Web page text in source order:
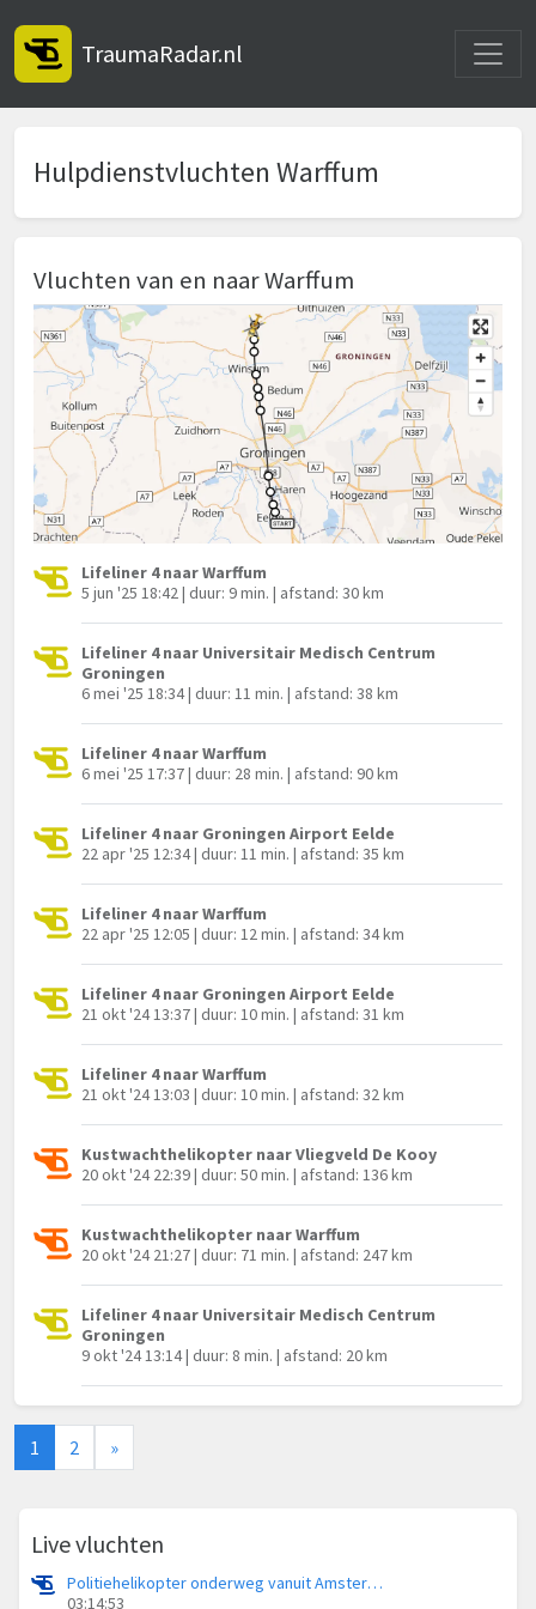
TraumaRadar.nl
Hulpdienstvluchten Warffum
Vluchten van en naar Warffum
Lifeliner 4 naar Warffum
5 jun '25 18:42 | duur: 9 min. | afstand: 30 km
Lifeliner 4 naar Universitair Medisch Centrum
Groningen
6 mei '25 18:34 | duur: 11 min. | afstand: 38 km
Lifeliner 4 naar Warffum
6 mei '25 17:37 | duur: 28 min. | afstand: 90 km
Lifeliner 4 naar Groningen Airport Eelde
22 apr '25 12:34 | duur: 11 min. | afstand: 35 km
Lifeliner 4 naar Warffum
22 apr '25 12:05 | duur: 12 min. | afstand: 34 km
Lifeliner 4 naar Groningen Airport Eelde
21 okt '24 13:37 | duur: 10 min. | afstand: 31 km
Lifeliner 4 naar Warffum
21 okt '24 13:03 | duur: 10 min. | afstand: 32 km
Kustwachthelikopter naar Vliegveld De Kooy
20 okt '24 22:39 | duur: 50 min. | afstand: 136 km
Kustwachthelikopter naar Warffum
20 okt '24 21:27 | duur: 71 min. | afstand: 247 km
Lifeliner 4 naar Universitair Medisch Centrum
Groningen
9 okt '24 13:14 | duur: 8 min. | afstand: 20 km
1 2 »
Live vluchten
Politiehelikopter onderweg vanuit Amsterdam Vliegveld Schiphol
03:14:53